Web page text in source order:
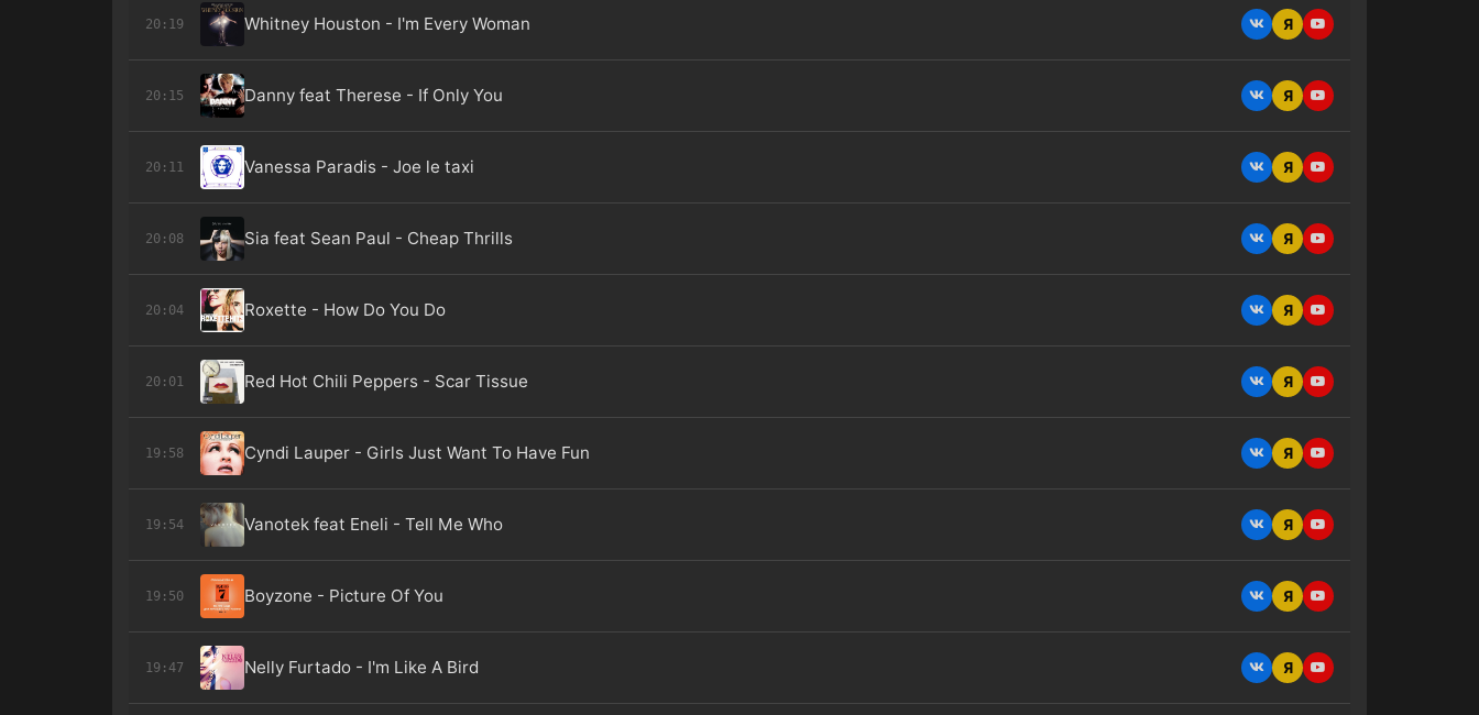
20:19 Whitney Houston - I'm Every Woman Я
20:15 Danny feat Therese - If Only You Я
20:11 Vanessa Paradis - Joe le taxi Я
20:08 Sia feat Sean Paul - Cheap Thrills Я
20:04 Roxette - How Do You Do Я
20:01 Red Hot Chili Peppers - Scar Tissue Я
19:58 Cyndi Lauper - Girls Just Want To Have Fun Я
19:54 Vanotek feat Eneli - Tell Me Who Я
19:50 Boyzone - Picture Of You Я
19:47 Nelly Furtado - I'm Like A Bird Я